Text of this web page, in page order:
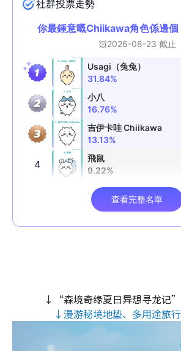
↓“森境奇缘夏日异想寻龙记
↓漫游秘境地垫、多用途旅